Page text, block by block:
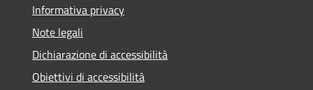
Informativa privacy
Note legali
Dichiarazione di accessibilità
Obiettivi di accessibilità